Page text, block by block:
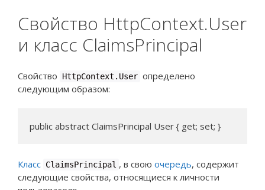
Свойство HttpContext.User
и класс ClaimsPrincipal
Свойство HttpContext.User определено
следующим образом:
public abstract ClaimsPrincipal User { get; set; }
Класс ClaimsPrincipal , в свою очередь, содержит
следующие свойства, относящиеся к личности